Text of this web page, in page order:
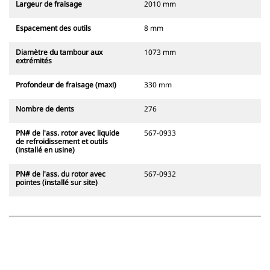
Largeur de fraisage 2010 mm
Espacement des outils 8 mm
Diamètre du tambour aux
extrémités
1073 mm
Profondeur de fraisage (maxi) 330 mm
Nombre de dents 276
PN# de l'ass. rotor avec liquide
de refroidissement et outils
(installé en usine)
567-0933
PN# de l'ass. du rotor avec
pointes (installé sur site)
567-0932